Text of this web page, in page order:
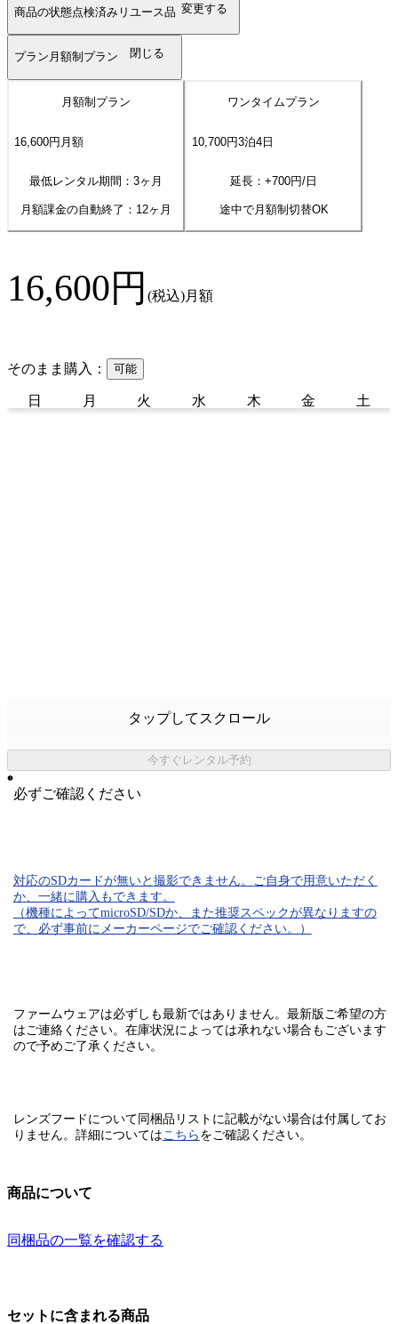
商品の状態点検済みリユース品 変更する
プラン 月額制プラン 閉じる
月額制プラン
16,600円 月額
最低レンタル期間：3ヶ月
月額課金の自動終了： 12ヶ月
ワンタイムプラン
10,700円3泊4日
延長：+700円/日
途中で月額制切替OK
16,600円 (税込)月額
そのまま購入： 可能
日 月 火 水 木 金 土
タップしてスクロール
今すぐレンタル予約
必ずご確認ください
対応のSDカードが無いと 撮影できません。 ご自身で用意いただく
か、一緒に購入もできます。
（機種によってmicroSD/SDか、また推奨スペックが異なりますの
で、必ず事前にメーカーページでご確認ください。）
ファームウェアは必ずしも最新ではありません。最新版ご希望の方
はご連絡ください。在庫状況によっては承れない場合もございます
ので予めご了承ください。
レンズフードについて同梱品リストに記載がない場合は付属してお
りません。 詳細についてはこちら をご確認ください。
商品について
同梱品の一覧を確認する
セットに含まれる商品